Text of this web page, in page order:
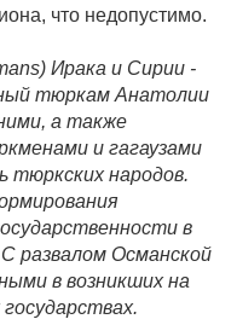
что недопустимо.
Ирака и Сирии -
тюркам Анатолии
а также
и гагаузами
тюркских народов.
в
развалом Османской
в возникших на